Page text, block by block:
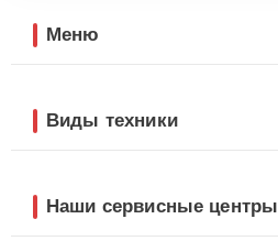
Меню
Виды техники
Наши сервисные центры